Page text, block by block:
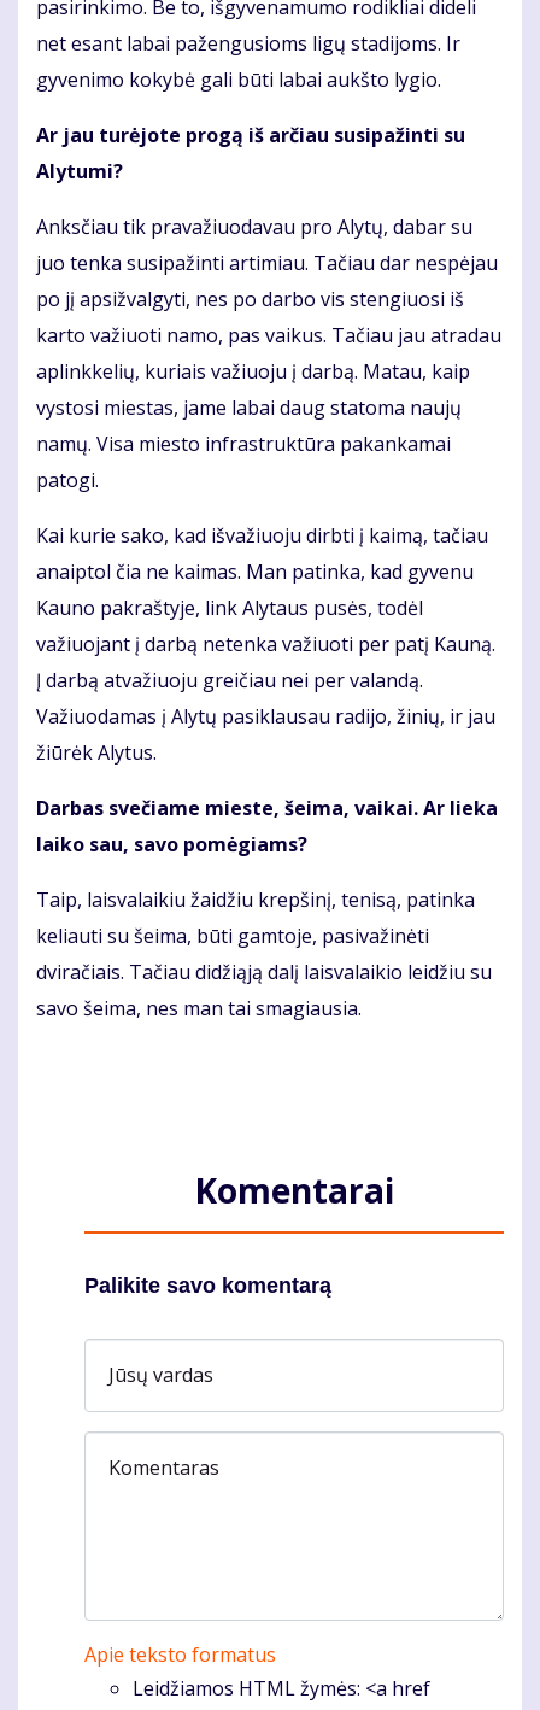
pasirinkimo. Be to, išgyvenamumo rodikliai dideli
net esant labai pažengusioms ligų stadijoms. Ir
gyvenimo kokybė gali būti labai aukšto lygio.
Ar jau turėjote progą iš arčiau susipažinti su
Alytumi?
Anksčiau tik pravažiuodavau pro Alytų, dabar su
juo tenka susipažinti artimiau. Tačiau dar nespėjau
po jį apsižvalgyti, nes po darbo vis stengiuosi iš
karto važiuoti namo, pas vaikus. Tačiau jau atradau
aplinkkelių, kuriais važiuoju į darbą. Matau, kaip
vystosi miestas, jame labai daug statoma naujų
namų. Visa miesto infrastruktūra pakankamai
patogi.
Kai kurie sako, kad išvažiuoju dirbti į kaimą, tačiau
anaiptol čia ne kaimas. Man patinka, kad gyvenu
Kauno pakraštyje, link Alytaus pusės, todėl
važiuojant į darbą netenka važiuoti per patį Kauną.
Į darbą atvažiuoju greičiau nei per valandą.
Važiuodamas į Alytų pasiklausau radijo, žinių, ir jau
žiūrėk Alytus.
Darbas svečiame mieste, šeima, vaikai. Ar lieka
laiko sau, savo pomėgiams?
Taip, laisvalaikiu žaidžiu krepšinį, tenisą, patinka
keliauti su šeima, būti gamtoje, pasivažinėti
dviračiais. Tačiau didžiąją dalį laisvalaikio leidžiu su
savo šeima, nes man tai smagiausia.
Komentarai
Palikite savo komentarą
Jūsų vardas
Komentaras
Apie teksto formatus
Leidžiamos HTML žymės: <a href